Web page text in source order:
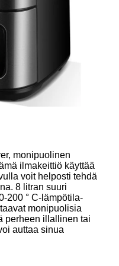
monipuolinen
ilmakeittiö käyttää
voit helposti tehdä
8 litran suuri
200 ° C-lämpötila-
monipuolisia
perheen illallinen tai
auttaa sinua